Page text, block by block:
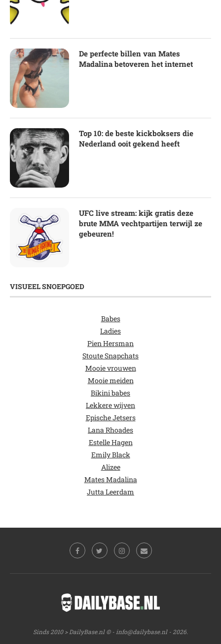
De perfecte billen van Mates
Madalina betoveren het internet
Top 10: de beste kickboksers die
Nederland ooit gekend heeft
UFC live stream: kijk gratis deze
brute MMA vechtpartijen terwijl ze
gebeuren!
VISUEEL SNOEPGOED
Babes
Ladies
Pien Hersman
Stoute Snapchats
Mooie vrouwen
Mooie meiden
Bikini babes
Lekkere wijven
Epische Jetsers
Lana Rhoades
Estelle Hagen
Emily Black
Alizee
Mates Madalina
Jutta Leerdam
Sinds 2010 > DailyBase.nl © - info@dailybase.nl- 2026.